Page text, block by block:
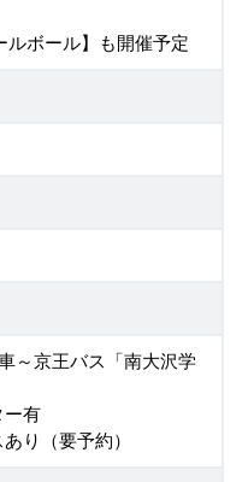
ルボール】も開催予定
～京王バス「南大沢学
有
り（要予約）